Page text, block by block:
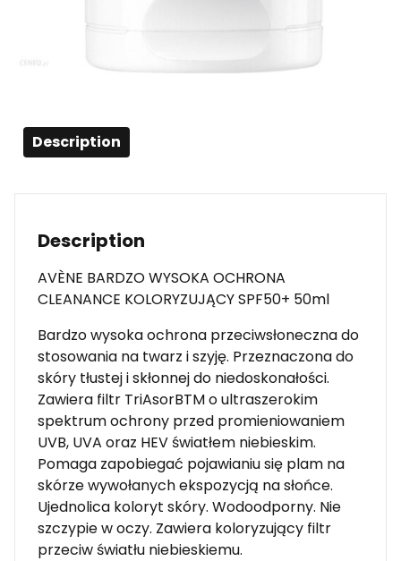
Description
Description
AVÈNE BARDZO WYSOKA OCHRONA
CLEANANCE KOLORYZUJĄCY SPF50+ 50ml
Bardzo wysoka ochrona przeciwsłoneczna do
stosowania na twarz i szyję. Przeznaczona do
skóry tłustej i skłonnej do niedoskonałości.
Zawiera filtr TriAsorBTM o ultraszerokim
spektrum ochrony przed promieniowaniem
UVB, UVA oraz HEV światłem niebieskim.
Pomaga zapobiegać pojawianiu się plam na
skórze wywołanych ekspozycją na słońce.
Ujednolica koloryt skóry. Wodoodporny. Nie
szczypie w oczy. Zawiera koloryzujący filtr
przeciw światłu niebieskiemu.